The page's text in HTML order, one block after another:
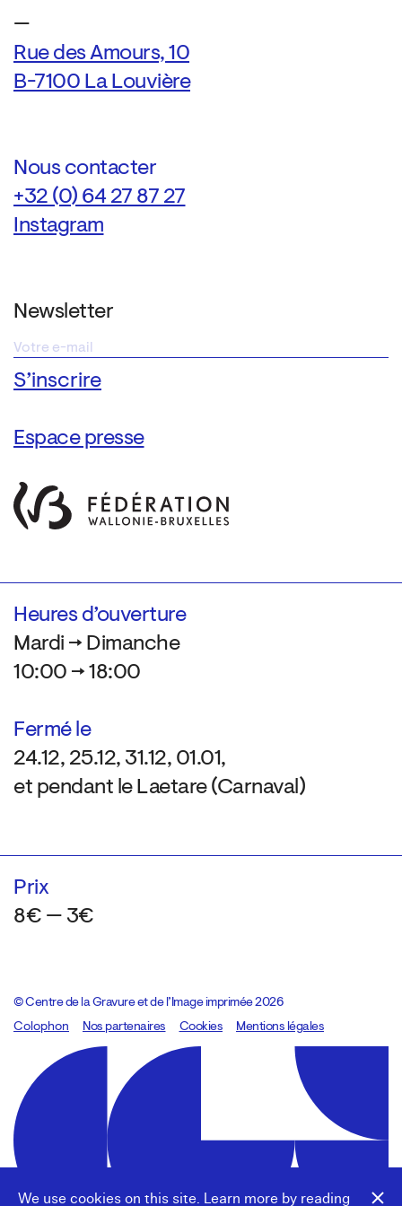
We use cookies on this site. Learn more by reading
—
Rue des Amours, 10
B-7100 La Louvière
Nous contacter
+32 (0) 64 27 87 27
Instagram
Newsletter
Espace presse
Heures d’ouverture
Mardi → Dimanche
10:00 → 18:00
Fermé le
24.12, 25.12, 31.12, 01.01,
et pendant le Laetare (Carnaval)
Prix
8€ — 3€
© Centre de la Gravure et de l’Image imprimée 2026
Colophon
Design:Marcel Kaczmarek, code:8080.studio
Nos partenaires Cookies Mentions légales